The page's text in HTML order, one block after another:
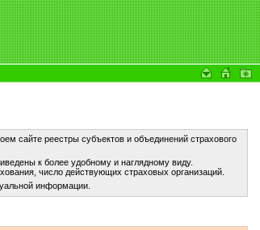
сайте реестры субъектов и объединений страхового
к более удобному и наглядному виду.
число действующих страховых организаций.
информации.